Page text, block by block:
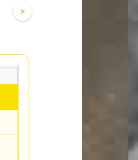
>